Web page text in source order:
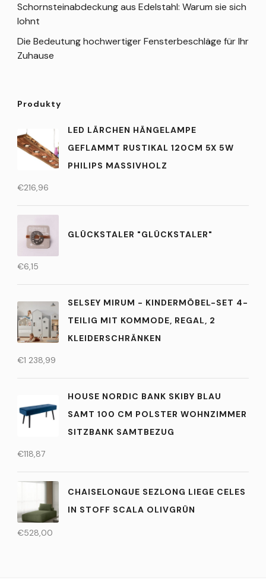
Schornsteinabdeckung aus Edelstahl: Warum sie sich
lohnt
Die Bedeutung hochwertiger Fensterbeschläge für Ihr
Zuhause
Produkty
LED LÄRCHEN HÄNGELAMPE
GEFLAMMT RUSTIKAL 120CM 5X 5W
PHILIPS MASSIVHOLZ
€216,96
GLÜCKSTALER "GLÜCKSTALER"
€6,15
SELSEY MIRUM - KINDERMÖBEL-SET 4-
TEILIG MIT KOMMODE, REGAL, 2
KLEIDERSCHRÄNKEN
€1 238,99
HOUSE NORDIC BANK SKIBY BLAU
SAMT 100 CM POLSTER WOHNZIMMER
SITZBANK SAMTBEZUG
€118,87
CHAISELONGUE SEZLONG LIEGE CELES
IN STOFF SCALA OLIVGRÜN
€528,00